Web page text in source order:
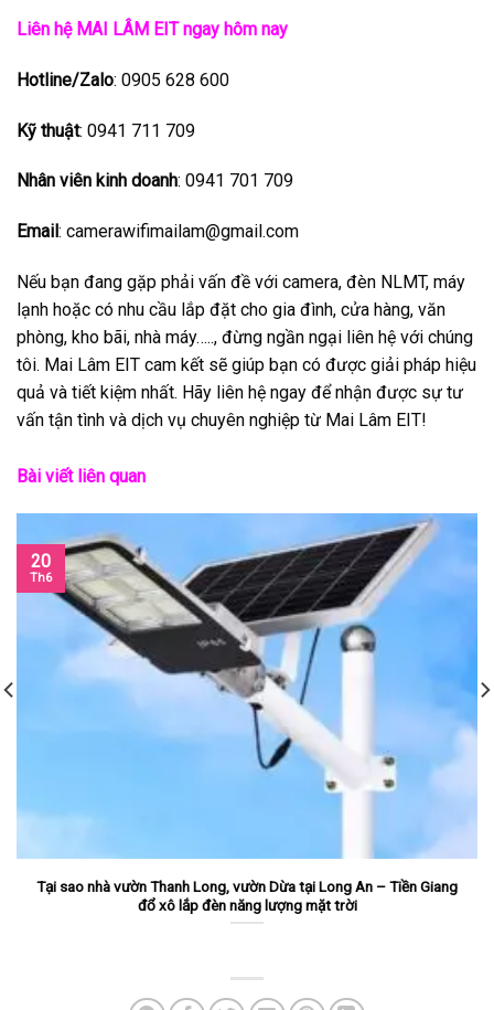
Liên hệ MAI LÂM EIT ngay hôm nay
Hotline/Zalo: 0905 628 600
Kỹ thuật: 0941 711 709
Nhân viên kinh doanh: 0941 701 709
Email : camerawifimailam@gmail.com
Nếu bạn đang gặp phải vấn đề với camera, đèn NLMT, máy
lạnh hoặc có nhu cầu lắp đặt cho gia đình, cửa hàng, văn
phòng, kho bãi, nhà máy….., đừng ngần ngại liên hệ với chúng
tôi. Mai Lâm EIT cam kết sẽ giúp bạn có được giải pháp hiệu
quả và tiết kiệm nhất. Hãy liên hệ ngay để nhận được sự tư
vấn tận tình và dịch vụ chuyên nghiệp từ Mai Lâm EIT!
Bài viết liên quan
Tại sao nhà vườn Thanh Long, vườn Dừa tại Long An – Tiền Giang
đổ xô lắp đèn năng lượng mặt trời
20
Th6